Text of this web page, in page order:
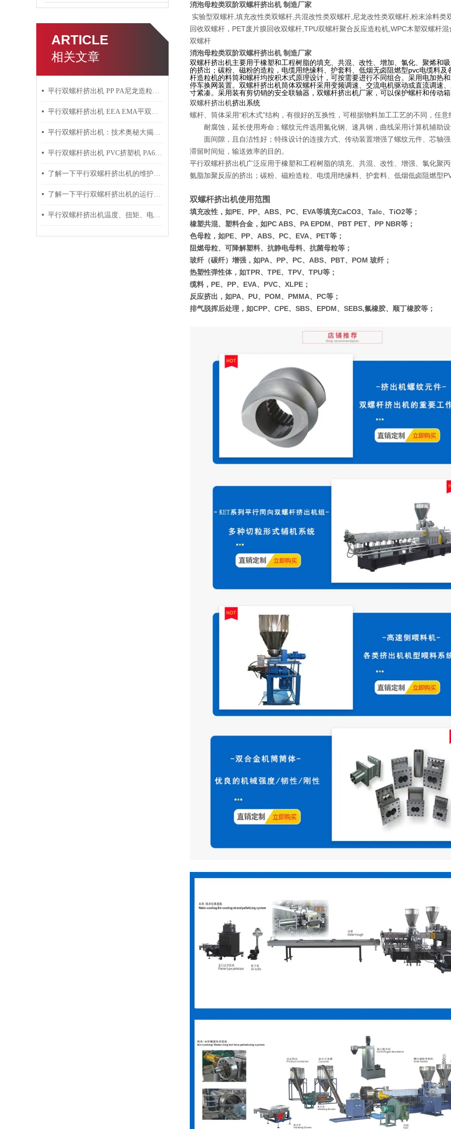
ARTICLE
相关文章
平行双螺杆挤出机 PP PA尼龙造粒机技术参数
平行双螺杆挤出机 EEA EMA平双挤出机 双螺杆挤出机技术参数
平行双螺杆挤出机：技术奥秘大揭秘！
平行双螺杆挤出机 PVC挤塑机 PA6+玻纤挤出造粒机技术参数
了解一下平行双螺杆挤出机的维护保养方法吧
了解一下平行双螺杆挤出机的运行过程吧
平行双螺杆挤出机温度、扭矩、电流控制要点
消泡母粒类双阶双螺杆挤出机 制造厂家
实验型双螺杆,填充改性类双螺杆,共混改性类双螺杆,尼龙改性类双螺杆,粉末涂料
回收双螺杆，PET废片膜回收双螺杆,TPU双螺杆聚合反应造粒机,WPC木塑双螺杆
双螺杆
消泡母粒类双阶双螺杆挤出机 制造厂家
双螺杆挤出机主要用于橡塑和工程树脂的填充、共混、改性、增加、氯化、聚烯和
的挤出；碳粉、磁粉的造粒，电缆用绝缘料、护套料、低烟无卤阻燃型pvc电缆料
杆造粒机的料筒和螺杆均按积木式原理设计，可按需要进行不同组合。采用电加热
停车换网装置。双螺杆挤出机筒体双螺杆采用变频调速、交流电机驱动或直流调速
寸紧凑。采用装有剪切销的安全联轴器，双螺杆挤出机厂家，可以保护螺杆和传动
双螺杆挤出机挤出系统
螺杆、筒体采用“积木式”结构，有很好的互换性，可根据物料加工工艺的不同，任
耐腐蚀，延长使用寿命；螺纹元件选用氮化钢、速具钢，曲线采用计算机辅助
面间隙，且自洁性好；特殊设计的连接方式、传动装置增强了螺纹元件、芯轴
滞留时间短，输送效率的目的。
平行双螺杆挤出机广泛应用于橡塑和工程树脂的填充、共混、改性、增强、氯化聚
氨脂加聚反应的挤出；碳粉、磁粉造粒、电缆用绝缘料、护套料、低烟低卤阻燃型
双螺杆挤出机使用范围
填充改性，如PE、PP、ABS、PC、EVA等填充CaCO3、Talc、TiO2等；
橡塑共混、塑料合金，如PC ABS、PA EPDM、PBT PET、PP NBR等；
色母粒，如PE、PP、ABS、PC、EVA、PET等；
阻燃母粒、可降解塑料、抗静电母料、抗菌母粒等；
玻纤（碳纤）增强，如PA、PP、PC、ABS、PBT、POM 玻纤；
热塑性弹性体，如TPR、TPE、TPV、TPU等；
缆料，PE、PP、EVA、PVC、XLPE；
反应挤出，如PA、PU、POM、PMMA、PC等；
排气脱挥后处理，如CPP、CPE、SBS、EPDM、SEBS,氟橡胶、顺丁橡胶等；